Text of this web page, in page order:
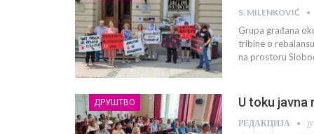
S. MILENKOVIĆ
Grupa građana
tribine o
na prostoru
ДРУШТВО U toku javna
РЕДАКЦИЈА